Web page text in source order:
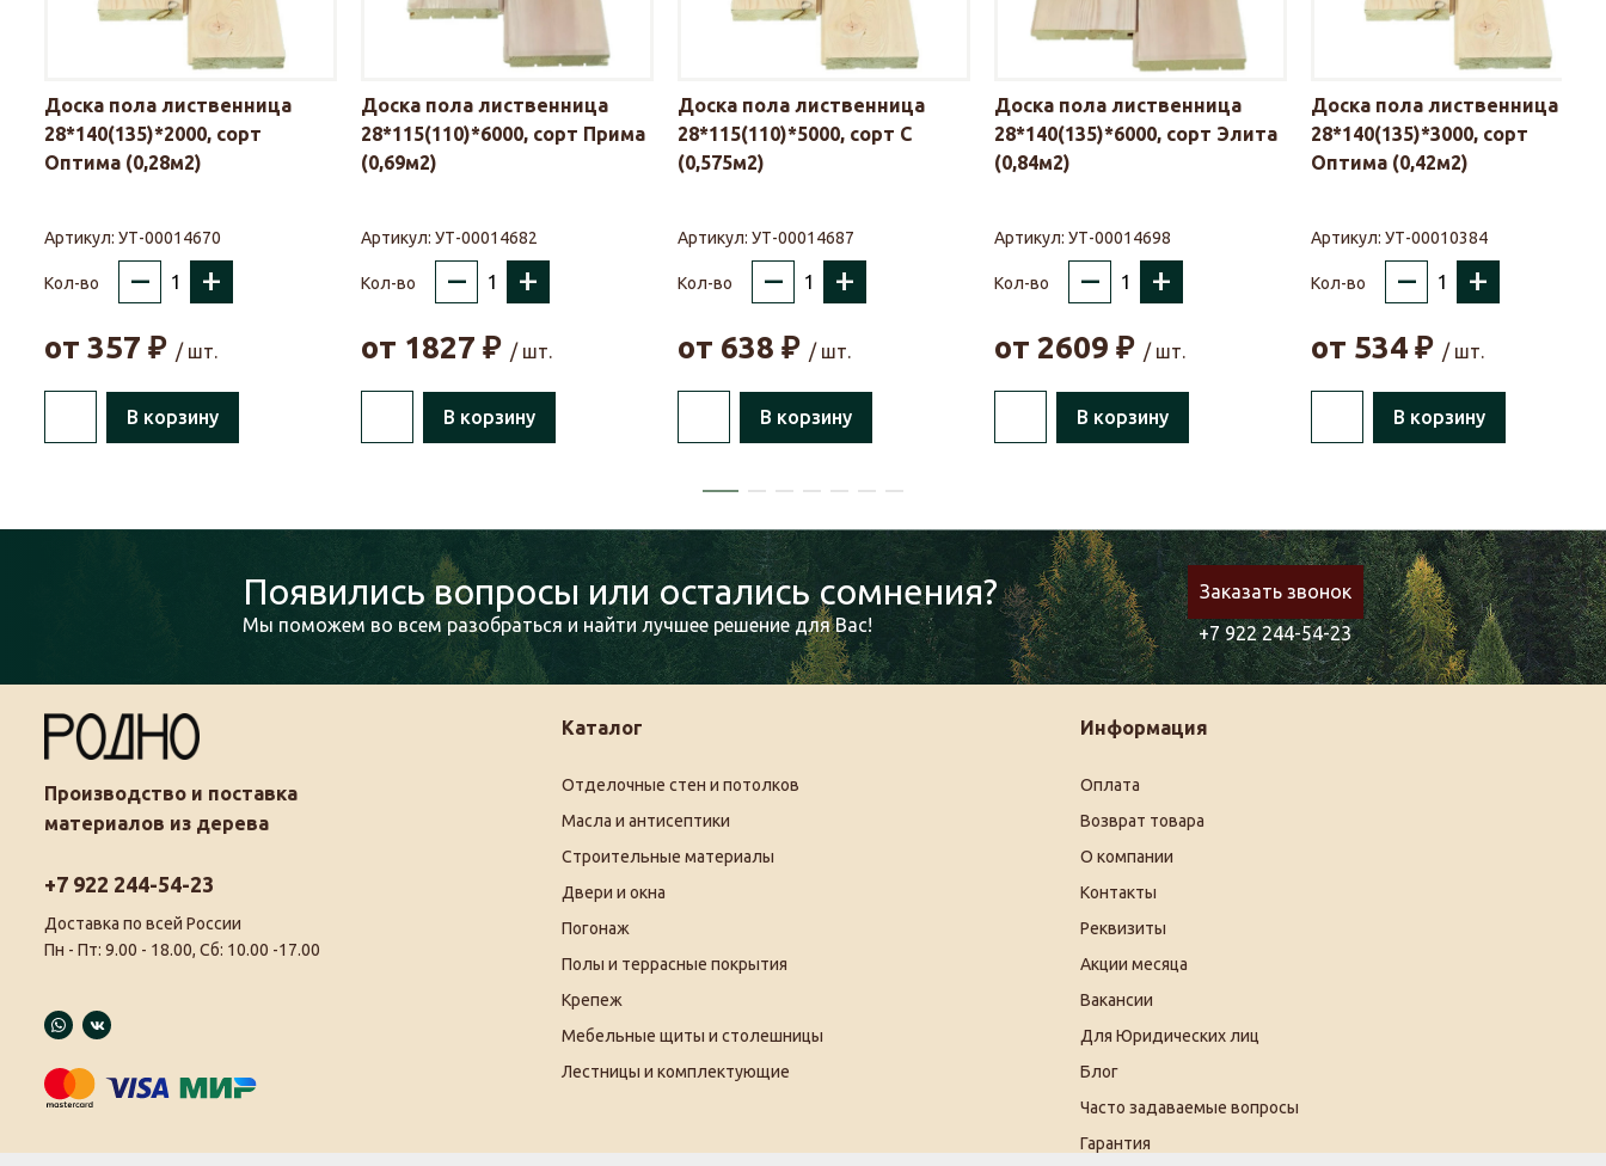
Доска пола лиственница
28*140(135)*2000, сорт
Оптима (0,28м2)
Артикул: УТ-00014670
Кол-во – +
от 357 ₽ / шт.
В корзину
Доска пола лиственница
28*115(110)*6000, сорт Прима
(0,69м2)
Артикул: УТ-00014682
Кол-во – +
от 1827 ₽ / шт.
В корзину
Доска пола лиственница
28*115(110)*5000, сорт С
(0,575м2)
Артикул: УТ-00014687
Кол-во – +
от 638 ₽ / шт.
В корзину
Доска пола лиственница
28*140(135)*6000, сорт Элита
(0,84м2)
Артикул: УТ-00014698
Кол-во – +
от 2609 ₽ / шт.
В корзину
Доска пола лиственница
28*140(135)*3000, сорт
Оптима (0,42м2)
Артикул: УТ-00010384
Кол-во – +
от 534 ₽ / шт.
В корзину
Появились вопросы или остались сомнения?
Мы поможем во всем разобраться и найти лучшее решение для Вас!
Заказать звонок
+7 922 244-54-23
Производство и поставка
материалов из дерева
+7 922 244-54-23
Доставка по всей России
Пн - Пт: 9.00 - 18.00, Сб: 10.00 -17.00
Каталог
Отделочные стен и потолков
Масла и антисептики
Строительные материалы
Двери и окна
Погонаж
Полы и террасные покрытия
Крепеж
Мебельные щиты и столешницы
Лестницы и комплектующие
Информация
Оплата
Возврат товара
О компании
Контакты
Реквизиты
Акции месяца
Вакансии
Для Юридических лиц
Блог
Часто задаваемые вопросы
Гарантия